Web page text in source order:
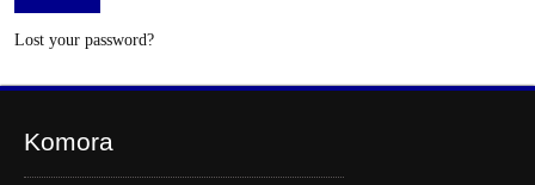
Lost your password?
Komora